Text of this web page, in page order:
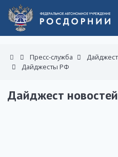
Пресс-служба
Дайджесты РФ
Дайджест